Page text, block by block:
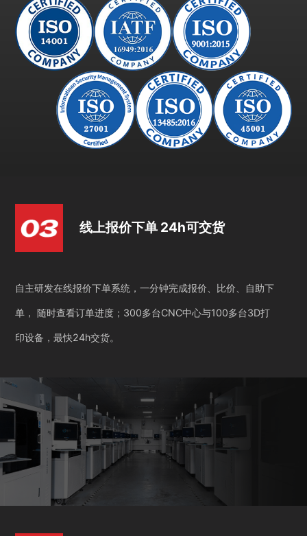
线上报价下单 24h可交货
自主研发在线报价下单系统，一分钟完成报价、比价、自助下
单， 随时查看订单进度；300多台CNC中心与100多台3D打
印设备，最快24h交货。